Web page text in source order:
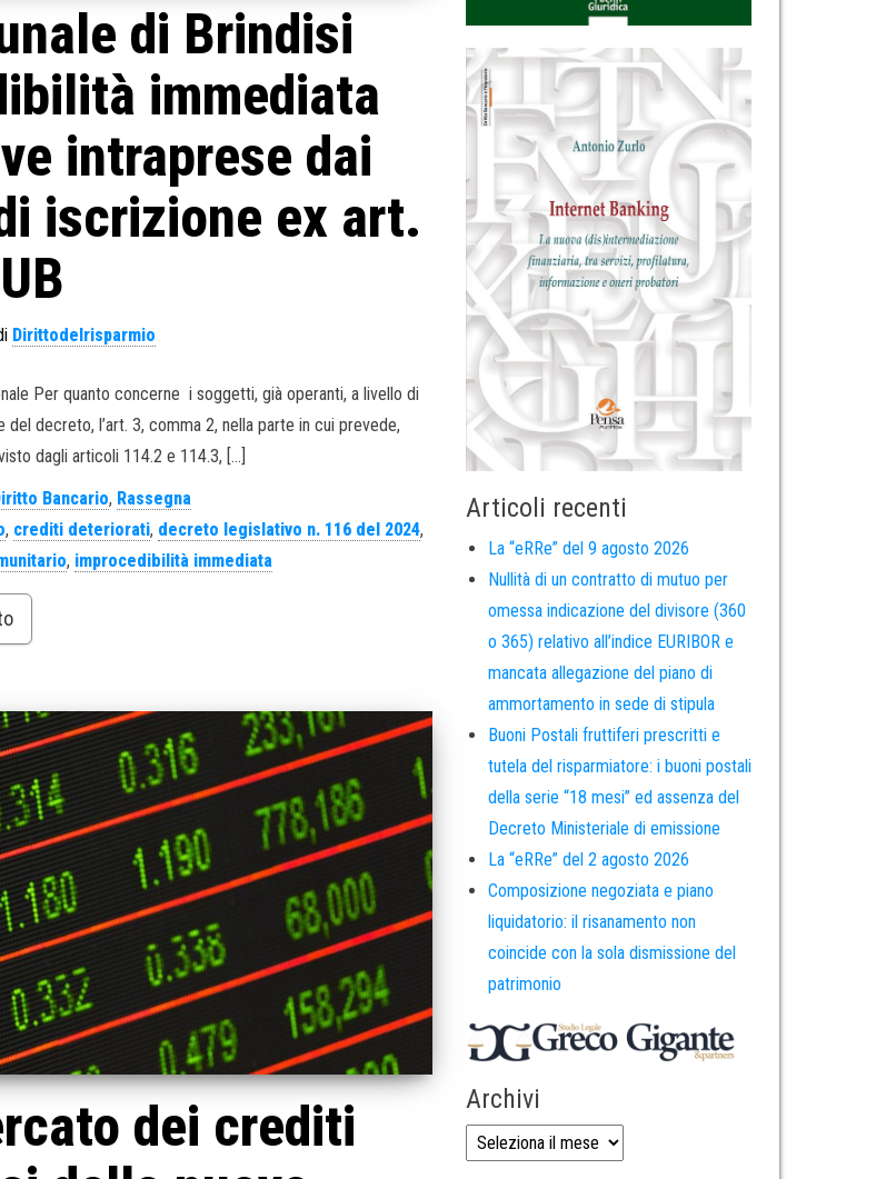
di Brindisi
immediata
intraprese dai
iscrizione ex art.
Dirittodelrisparmio
Per quanto concerne i soggetti, già operanti, a livello di
decreto, l’art. 3, comma 2, nella parte in cui prevede,
dagli articoli 114.2 e 114.3, […]
Bancario, Rassegna
, crediti deteriorati, decreto legislativo n. 116 del 2024,
, improcedibilità immediata
dei crediti
Articoli recenti
La “eRRe” del 9 agosto 2026
Nullità di un contratto di mutuo per
omessa indicazione del divisore (360
o 365) relativo all’indice EURIBOR e
mancata allegazione del piano di
ammortamento in sede di stipula
Buoni Postali fruttiferi prescritti e
tutela del risparmiatore: i buoni postali
della serie “18 mesi” ed assenza del
Decreto Ministeriale di emissione
La “eRRe” del 2 agosto 2026
Composizione negoziata e piano
liquidatorio: il risanamento non
coincide con la sola dismissione del
patrimonio
Archivi